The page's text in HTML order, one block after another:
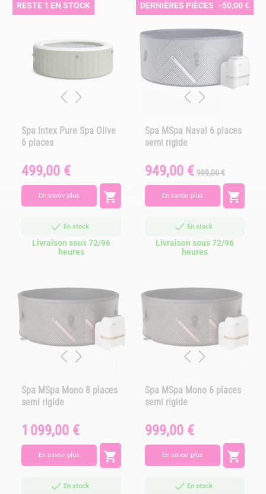
RESTE 1 EN STOCK
Spa Intex Pure Spa Olive
6 places
Prix
499,00 €
En savoir plus 
En stock
Livraison sous 72/96
heures
DERNIÈRES PIÈCES -50,00 €
Spa MSpa Naval 6 places
semi rigide
Prix
949,00 € Prix
base
999,00 €
En savoir plus 
En stock
Livraison sous 72/96
heures
Spa MSpa Mono 8 places
semi rigide
Prix
1 099,00 €
En savoir plus 
En stock
Spa MSpa Mono 6 places
semi rigide
Prix
999,00 €
En savoir plus 
En stock